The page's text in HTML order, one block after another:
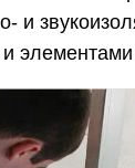
и
элементами